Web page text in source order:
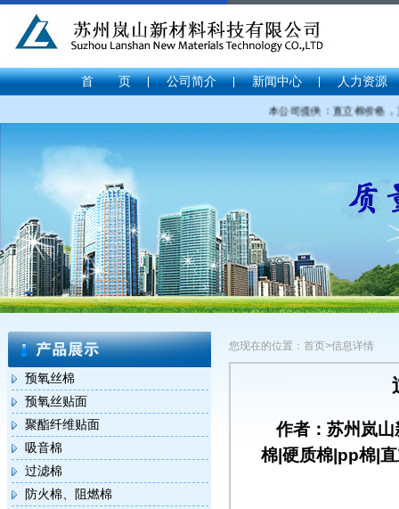
首 页 公司简介 新闻中心 人力资源
本公司提供：直立棉价格
预氧丝棉
预氧丝贴面
聚酯纤维贴面
吸音棉
过滤棉
防火棉、阻燃棉
您现在的位置：首页>信息详情
作者：苏州岚
棉|硬质棉|pp棉|